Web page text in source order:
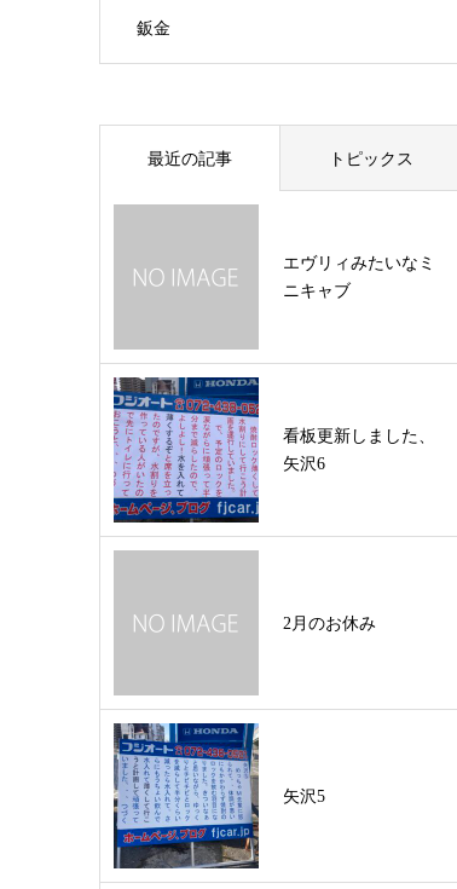
鈑金
最近の記事 トピックス
エヴリィみたいなミ
ニキャブ
看板更新しました、
矢沢6
2月のお休み
矢沢5